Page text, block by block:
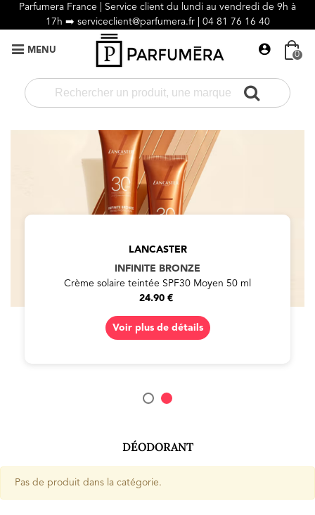
Parfumera France | Service client du lundi au vendredi de 9h à
17h ➡️ serviceclient@parfumera.fr | 04 81 76 16 40
MENU 0
LANCASTER
INFINITE BRONZE
Crème solaire teintée SPF30 Moyen 50 ml
24.90 €
Voir plus de détails
DÉODORANT
Pas de produit dans la catégorie.